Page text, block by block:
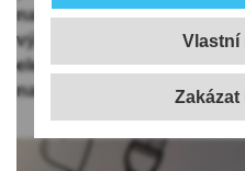
Vlastní
nainstaloval v rámci celé
výkonu 7,4 MW. Klienti mají
elektrárny doplněné
nainstalováno celkem 939,